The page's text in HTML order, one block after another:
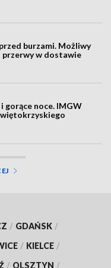
burzami. Możliwy
przerwy w dostawie
gorące noce. IMGW
/ GDAŃSK /
/ KIELCE /
/ OLSZTYN /